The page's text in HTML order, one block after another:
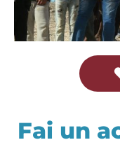
Fai un